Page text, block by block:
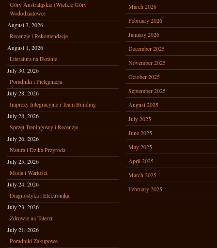
Góry Australijskie (Wielkie Góry
Wododziałowe)
August 3, 2026
Recenzje i Rekomendacje
August 1, 2026
Literatura na Ekranie
July 30, 2026
Poradniki i Pielęgnacja
July 28, 2026
Imprezy Integracyjne i Team Building
July 28, 2026
Sprzęt Treningowy i Recenzje
July 26, 2026
Natura i Dzika Przyroda
July 25, 2026
Moda i Wartości
July 24, 2026
Diagnostyka i Elektronika
July 23, 2026
Zdrowie na Talerzu
July 21, 2026
Poradniki Zakupowe
March 2026
February 2026
January 2026
December 2025
November 2025
October 2025
September 2025
August 2025
July 2025
June 2025
May 2025
April 2025
March 2025
February 2025